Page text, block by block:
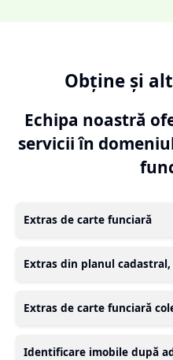
Obține și
Echipa noastră
servicii în
Extras de carte funciară
Extras din planul
Extras de carte funciară
Identificare imobile după